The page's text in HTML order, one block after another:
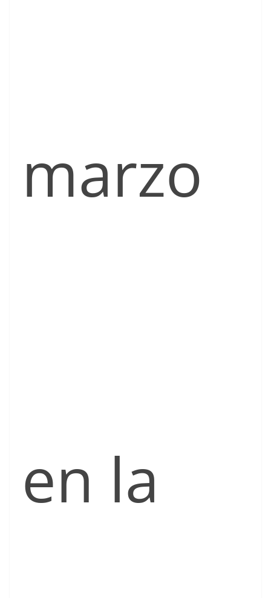
marzo
en la